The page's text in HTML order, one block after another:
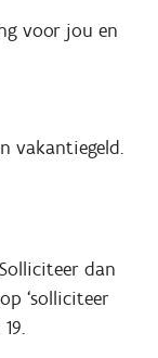
voor jou en
vakantiegeld.
dan
‘solliciteer